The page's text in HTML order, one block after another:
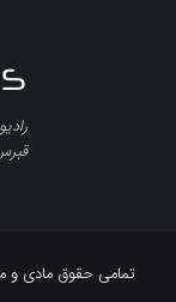
تمامی حقوق مادی و